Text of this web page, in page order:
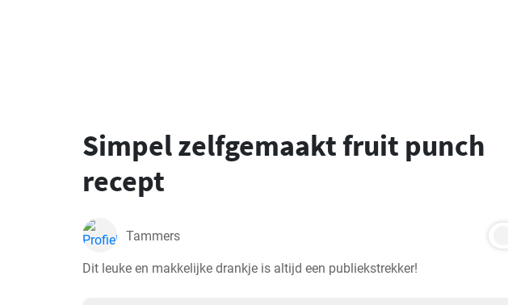
Simpel zelfgemaakt fruit punch
recept
Tammers
Dit leuke en makkelijke drankje is altijd een publiekstrekker!